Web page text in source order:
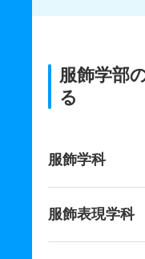
服飾学部
る
服飾学科
服飾表現学科